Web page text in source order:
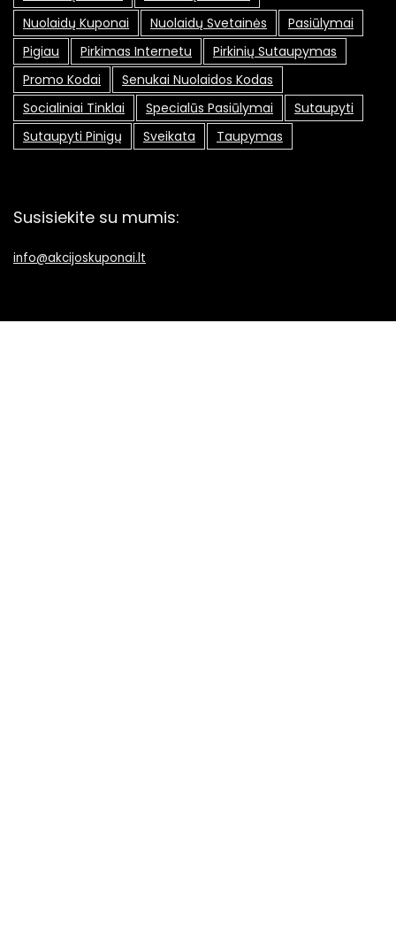
Nuolaidų Kuponai
Nuolaidų Svetainės
Pasiūlymai
Pigiau
Pirkimas Internetu
Pirkinių Sutaupymas
Promo Kodai
Senukai Nuolaidos Kodas
Socialiniai Tinklai
Specialūs Pasiūlymai
Sutaupyti
Sutaupyti Pinigų
Sveikata Taupymas
Susisiekite su mumis:
info@akcijoskuponai.lt